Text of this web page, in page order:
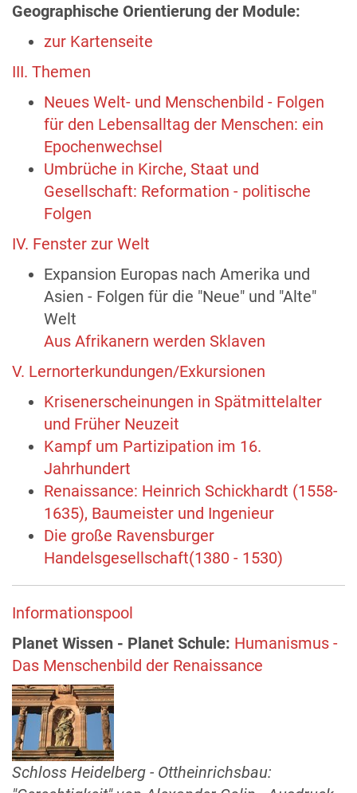
Geographische Orientierung der Module:
zur Kartenseite
III. Themen
Neues Welt- und Menschenbild - Folgen
für den Lebensalltag der Menschen: ein
Epochenwechsel
Umbrüche in Kirche, Staat und
Gesellschaft: Reformation - politische
Folgen
IV. Fenster zur Welt
Expansion Europas nach Amerika und
Asien - Folgen für die "Neue" und "Alte"
Welt
Aus Afrikanern werden Sklaven
V. Lernorterkundungen/Exkursionen
Krisenerscheinungen in Spätmittelalter
und Früher Neuzeit
Kampf um Partizipation im 16.
Jahrhundert
Renaissance: Heinrich Schickhardt (1558-
1635), Baumeister und Ingenieur
Die große Ravensburger
Handelsgesellschaft(1380 - 1530)
Informationspool
Planet Wissen - Planet Schule: Humanismus -
Das Menschenbild der Renaissance
Schloss Heidelberg - Ottheinrichsbau: